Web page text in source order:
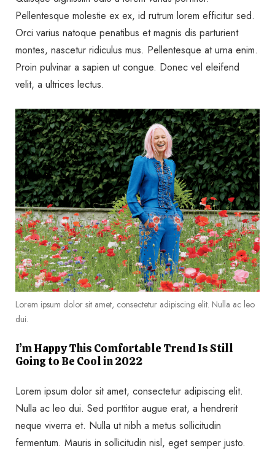
Pellentesque molestie ex ex, id rutrum lorem efficitur sed.
Orci varius natoque penatibus et magnis dis parturient
montes, nascetur ridiculus mus. Pellentesque at urna enim.
Proin pulvinar a sapien ut congue. Donec vel eleifend
velit, a ultrices lectus.
Lorem ipsum dolor sit amet, consectetur adipiscing elit. Nulla ac leo
dui.
I’m Happy This Comfortable Trend Is Still
Going to Be Cool in 2022
Lorem ipsum dolor sit amet, consectetur adipiscing elit.
Nulla ac leo dui. Sed porttitor augue erat, a hendrerit
neque viverra et. Nulla ut nibh a metus sollicitudin
fermentum. Mauris in sollicitudin nisl, eget semper justo.